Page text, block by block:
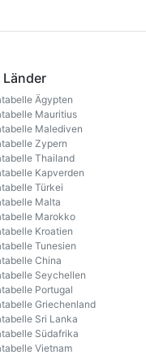
Länder
Ägypten
Mauritius
Malediven
Zypern
Thailand
Kapverden
Türkei
Malta
Marokko
Kroatien
Tunesien
China
Seychellen
Portugal
Griechenland
Sri Lanka
Südafrika
Vietnam